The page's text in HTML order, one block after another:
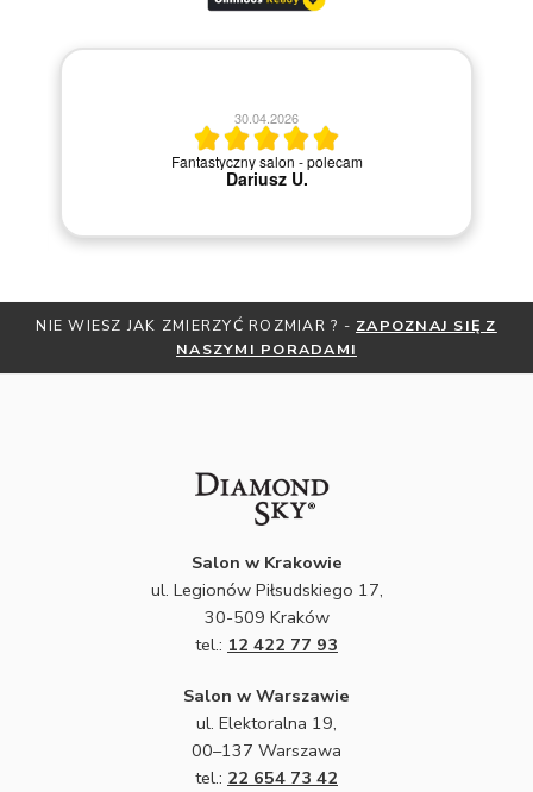
Fantastyczny salon - polecam
NIE WIESZ JAK ZMIERZYĆ ROZMIAR ? - ZAPOZNAJ SIĘ Z
NASZYMI PORADAMI
Salon w Krakowie
ul. Legionów Piłsudskiego 17,
30-509 Kraków
tel.: 12 422 77 93
Salon w Warszawie
ul. Elektoralna 19,
00–137 Warszawa
tel.: 22 654 73 42